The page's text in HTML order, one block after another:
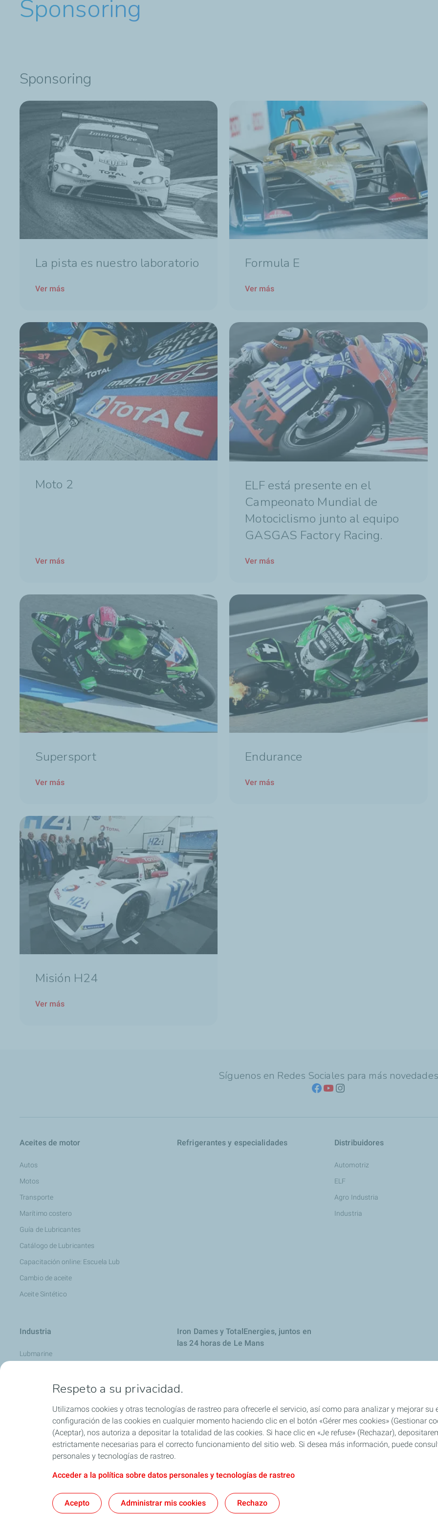
Sponsoring
Sponsoring
La pista es nuestro laboratorio
Ver más
Formula E
Ver más
Moto 2
Ver más
ELF está presente en el
Campeonato Mundial de
Motociclismo junto al equipo
GASGAS Factory Racing.
Ver más
Supersport
Ver más
Endurance
Ver más
Misión H24
Ver más
Síguenos en Redes Sociales para más novedades
Aceites de motor
Autos
Motos
Transporte
Marítimo costero
Guía de Lubricantes
Catálogo de Lubricantes
Capacitación online: Escuela Lub
Cambio de aceite
Aceite Sintético
Refrigerantes y especialidades Distribuidores
Automotriz
ELF
Agro Industria
Industria
Industria
Lubmarine
Contáctenos
Iron Dames y TotalEnergies, juntos en
las 24 horas de Le Mans
Términos y Condiciones Generales de Uso (CGU)
Respeto a su privacidad.
Utilizamos cookies y otras tecnologías de rastreo para ofrecerle el servicio, así como para analizar y mejorar
configuración de las cookies en cualquier momento haciendo clic en el botón «Gérer mes cookies» (Gestionar
(Aceptar), nos autoriza a depositar la totalidad de las cookies. Si hace clic en «Je refuse» (Rechazar),
estrictamente necesarias para el correcto funcionamiento del sitio web. Si desea más información, puede
personales y tecnologías de rastreo.
Acceder a la política sobre datos personales y tecnologías de rastreo
Acepto Administrar mis cookies Rechazo